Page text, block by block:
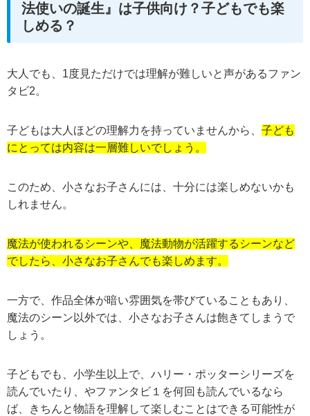
法使いの誕生』は子供向け？子どもでも楽
しめる？
大人でも、1度見ただけでは理解が難しいと声があるファン
タビ2。
子どもは大人ほどの理解力を持っていませんから、 子ども
にとっては内容は一層難しいでしょう。
このため、小さなお子さんには、十分には楽しめないかも
しれません。
魔法が使われるシーンや、魔法動物が活躍するシーンなど
でしたら、小さなお子さんでも楽しめます。
一方で、作品全体が暗い雰囲気を帯びていることもあり、
魔法のシーン以外では、小さなお子さんは飽きてしまうで
しょう。
子どもでも、小学生以上で、ハリー・ポッターシリーズを
読んでいたり、やファンタビ１を何回も読んでいるなら
ば、きちんと物語を理解して楽しむことはできる可能性が